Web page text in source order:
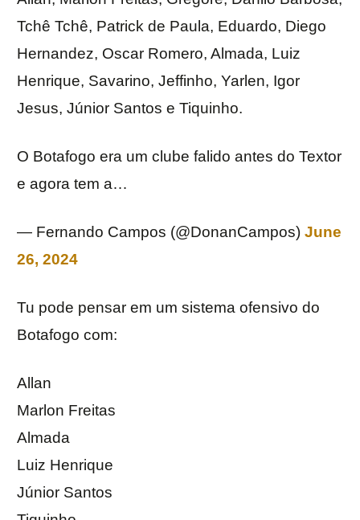
Tchê Tchê, Patrick de Paula, Eduardo, Diego
Hernandez, Oscar Romero, Almada, Luiz
Henrique, Savarino, Jeffinho, Yarlen, Igor
Jesus, Júnior Santos e Tiquinho.
O Botafogo era um clube falido antes do Textor
e agora tem a…
— Fernando Campos (@DonanCampos) June
26, 2024
Tu pode pensar em um sistema ofensivo do
Botafogo com:
Allan
Marlon Freitas
Almada
Luiz Henrique
Júnior Santos